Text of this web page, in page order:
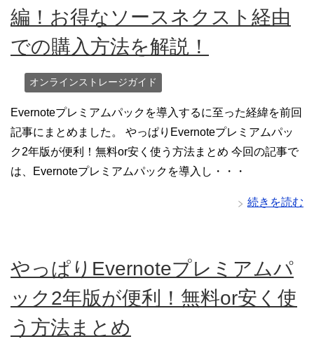
編！お得なソースネクスト経由
での購入方法を解説！
オンラインストレージガイド
Evernoteプレミアムパックを導入するに至った経緯を前回
記事にまとめました。 やっぱりEvernoteプレミアムパッ
ク2年版が便利！無料or安く使う方法まとめ 今回の記事で
は、Evernoteプレミアムパックを導入し・・・
続きを読む
やっぱりEvernoteプレミアムパ
ック2年版が便利！無料or安く使
う方法まとめ